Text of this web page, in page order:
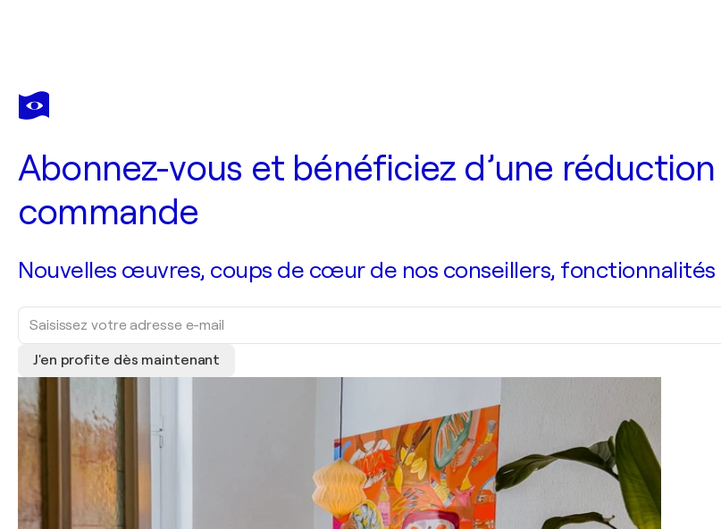
Abonnez-vous et bénéficiez d’une
commande
Nouvelles œuvres, coups de cœur de nos conseillers, fonctionnalités
J'en profite dès maintenant